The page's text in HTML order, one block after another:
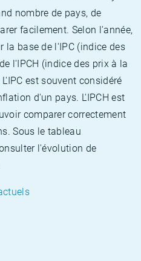
nombre de pays, de
facilement. Selon l'année,
base de l'IPC (indice des
l'IPCH (indice des prix à la
est souvent considéré
d'un pays. L'IPCH est
comparer correctement
Sous le tableau
l'évolution de